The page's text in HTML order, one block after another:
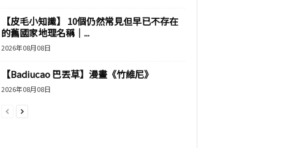
【皮毛小知識】 10個仍然常見但早已不存在
的舊國家地理名稱｜...
2026年08月08日
【Badiucao 巴丟草】漫畫《竹維尼》
2026年08月08日